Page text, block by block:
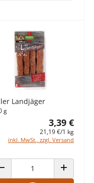
Landjäger
g
3,39 €
21,19 €/1 kg
inkl. MwSt., zzgl. Versand
ANZAHL VERRINGERN ANZAHL